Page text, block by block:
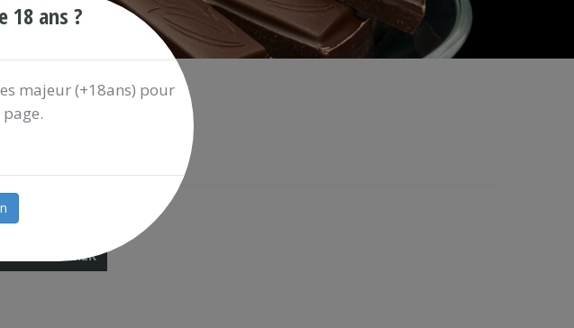
20CL
AU PANIER
18 ans ?
majeur (+18ans) pour